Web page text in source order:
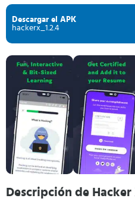
Descargar el APK
hackerx_1.2.4
Descripción de Hacker